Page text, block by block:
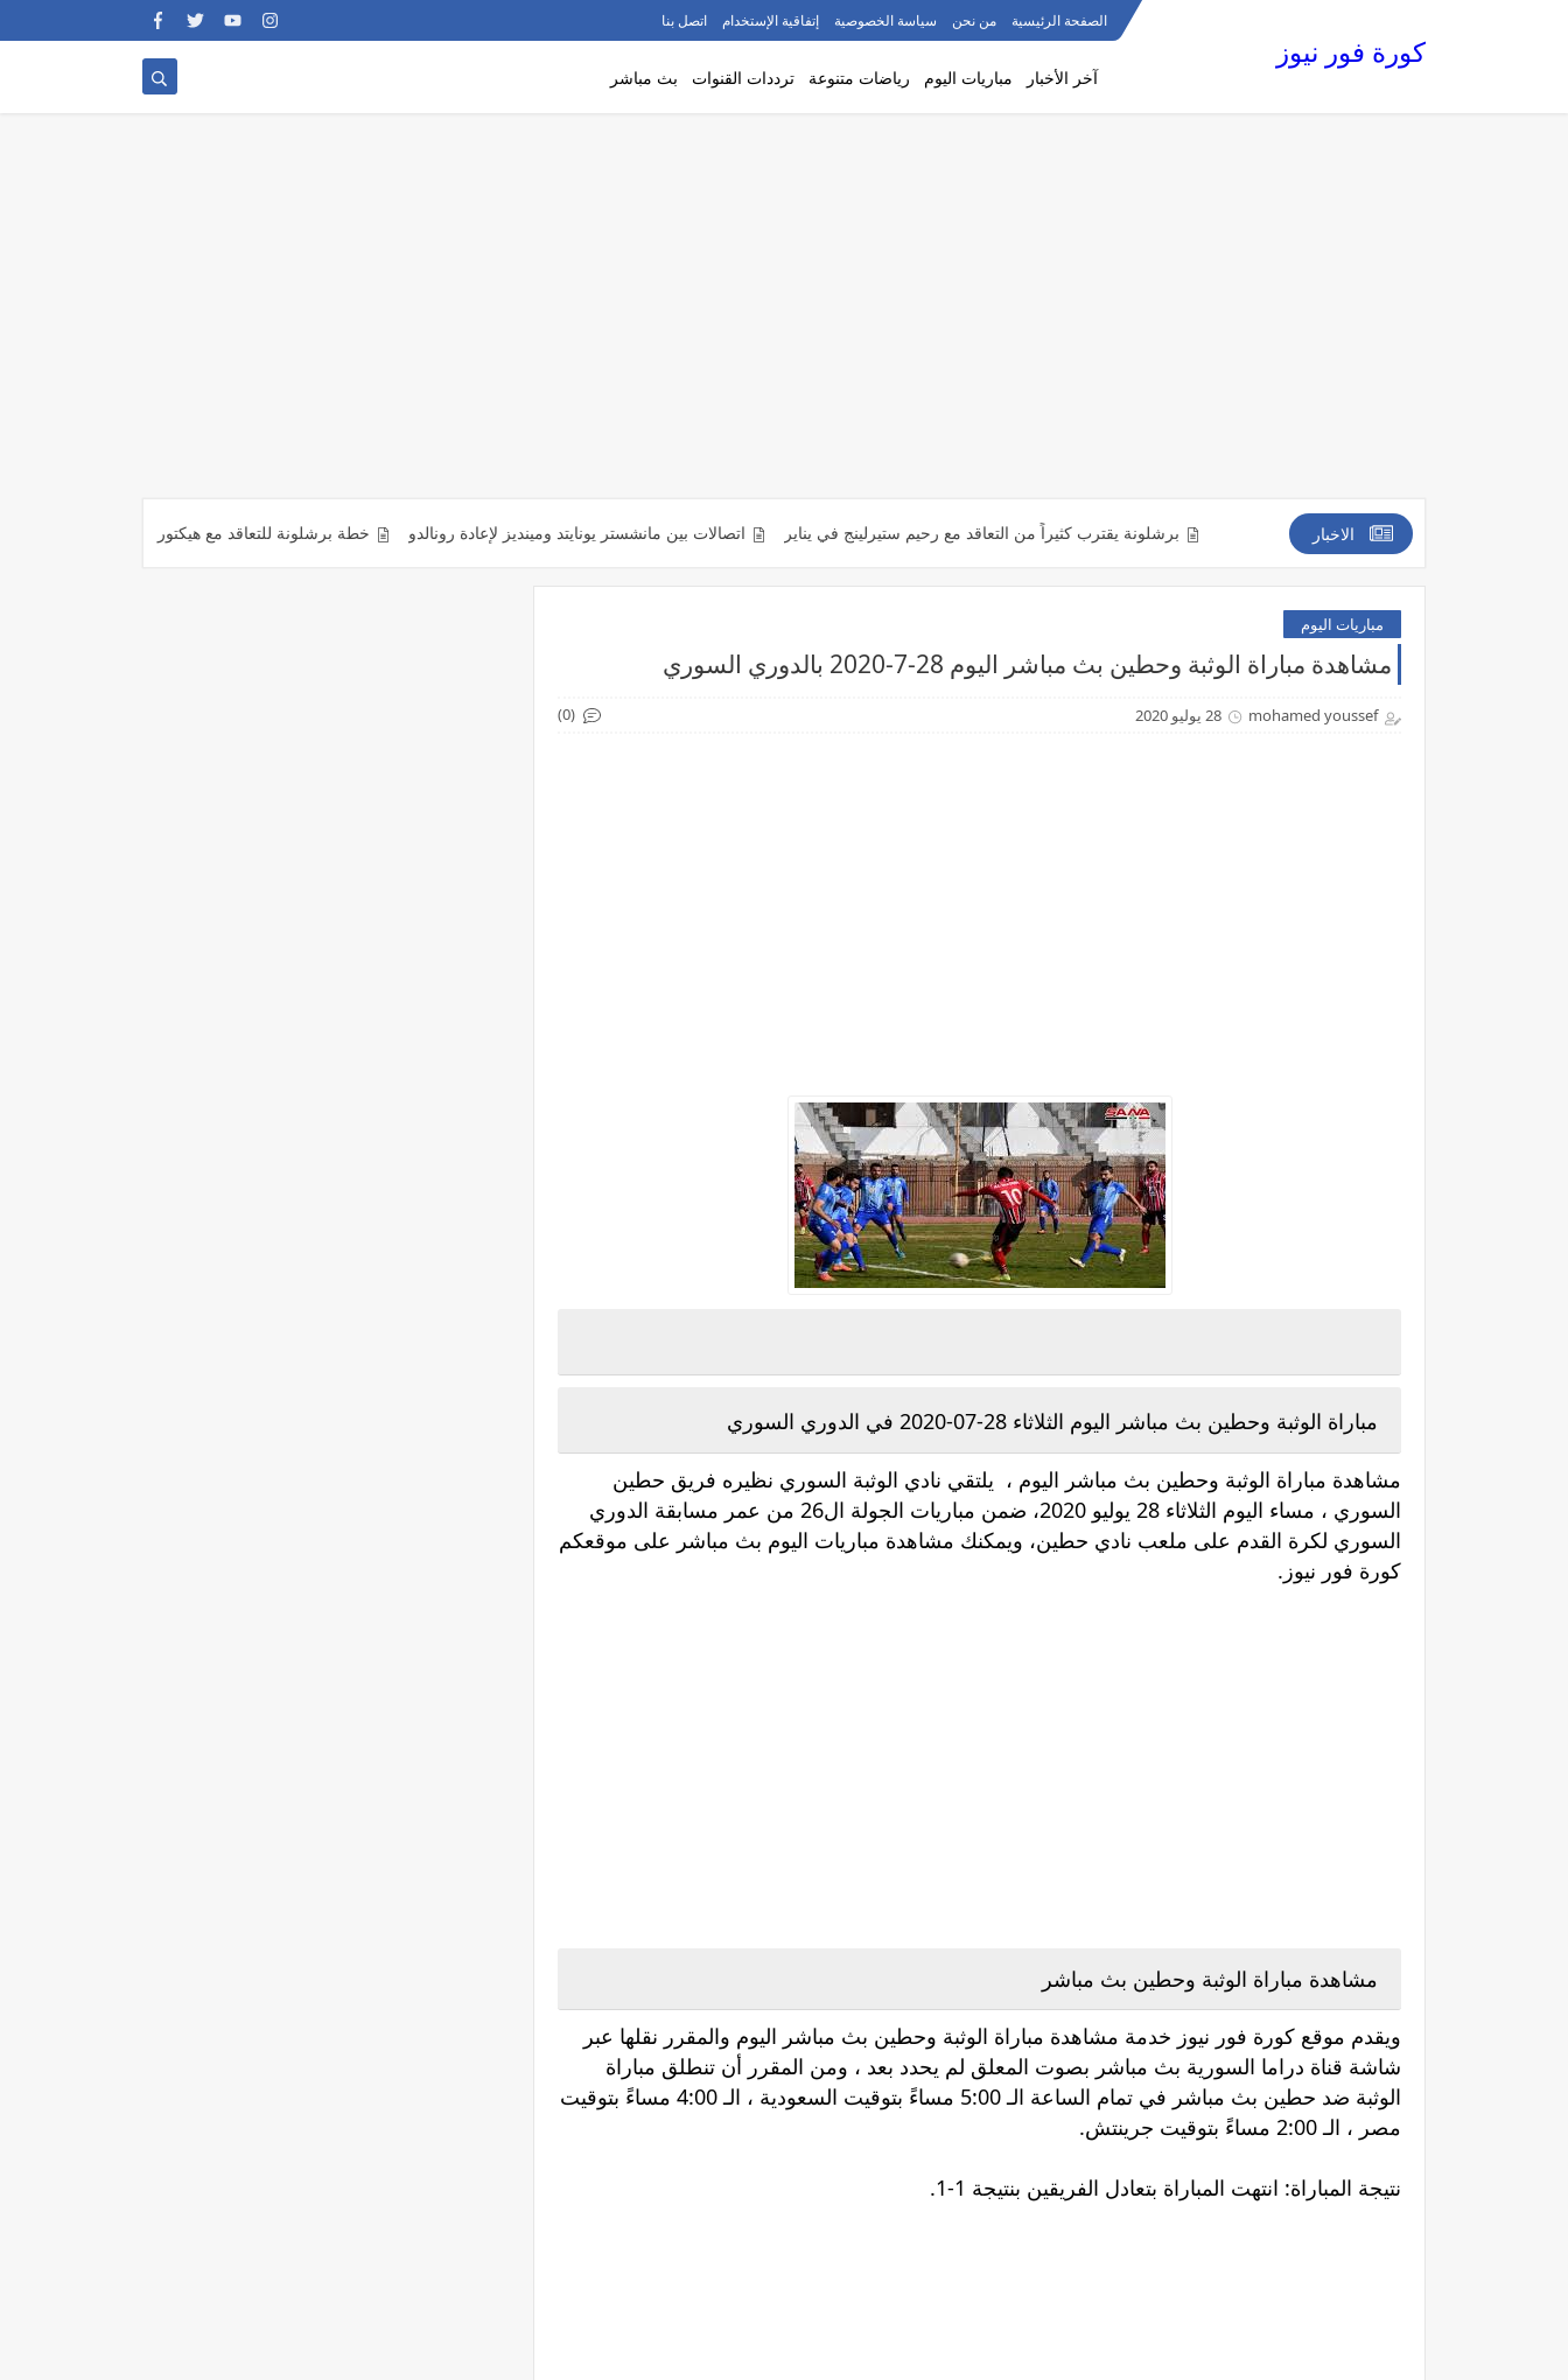
الصفحة الرئيسية من نحن سياسة الخصوصية إتفاقية الإستخدام اتصل بنا
كورة فور نيوز
آخر الأخبار مباريات اليوم رياضات متنوعة ترددات القنوات بث مباشر
الاخبار برشلونة يقترب كثيراً من التعاقد مع رحيم ستيرلينج في يناير اتصالات بين مانشستر يونايتد ومينديز لإعادة رونالدو خطة برشلونة للتعاقد مع هيكتور بيليرين
مباريات اليوم
مشاهدة مباراة الوثبة وحطين بث مباشر اليوم 28-7-2020 بالدوري السوري
mohamed youssef 28 يوليو 2020 (0)
مباراة الوثبة وحطين بث مباشر اليوم الثلاثاء 28-07-2020 في الدوري السوري
مشاهدة مباراة الوثبة وحطين بث مباشر اليوم ، يلتقي نادي الوثبة السوري نظيره فريق حطين
السوري ، مساء اليوم الثلاثاء 28 يوليو 2020، ضمن مباريات الجولة ال26 من عمر مسابقة الدوري
السوري لكرة القدم على ملعب نادي حطين، ويمكنك مشاهدة مباريات اليوم بث مباشر على موقعكم
كورة فور نيوز.
مشاهدة مباراة الوثبة وحطين بث مباشر
ويقدم موقع كورة فور نيوز خدمة مشاهدة مباراة الوثبة وحطين بث مباشر اليوم والمقرر نقلها عبر
شاشة قناة دراما السورية بث مباشر بصوت المعلق لم يحدد بعد ، ومن المقرر أن تنطلق مباراة
الوثبة ضد حطين بث مباشر في تمام الساعة الـ 5:00 مساءً بتوقيت السعودية ، الـ 4:00 مساءً بتوقيت
مصر ، الـ 2:00 مساءً بتوقيت جرينتش.
نتيجة المباراة: انتهت المباراة بتعادل الفريقين بنتيجة 1-1.